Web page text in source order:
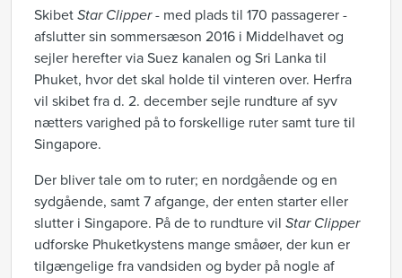
Skibet Star Clipper- med plads til 170 passagerer -
afslutter sin sommersæson 2016 i Middelhavet og
sejler herefter via Suez kanalen og Sri Lanka til
Phuket, hvor det skal holde til vinteren over. Herfra
vil skibet fra d. 2. december sejle rundture af syv
nætters varighed på to forskellige ruter samt ture til
Singapore.
Der bliver tale om to ruter; en nordgående og en
sydgående, samt 7 afgange, der enten starter eller
slutter i Singapore. På de to rundture vil Star Clipper
udforske Phuketkystens mange småøer, der kun er
tilgængelige fra vandsiden og byder på nogle af